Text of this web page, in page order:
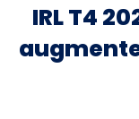
IRL T4